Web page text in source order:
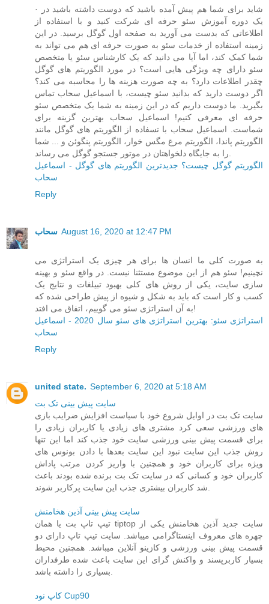
· شاید برای شما هم پیش آمده باشید که دوست داشته باشید در
یک دوره آموزش سئو حرفه ای شرکت کنید و با استفاده از
اطلاعاتی که بدست می آورید به صفحه اول گوگل برسید. در این
زمینه استفاده از خدمات سئو به صورت حرفه ای هم می تواند به
شما کمک کند، اما آیا می دانید که یک کارشناس سئو یا متخصص
سئو دارای چه ویژگی هایی است؟ در مورد الگوریتم های گوگل
چقدر اطلاعات دارد؟ به چه صورت هزینه ها را محاسبه می کند؟
اگر دوست دارید که بدانید سئو چیست، با اسماعیل سحاب تماس
بگیرید. ما دوست داریم که در این زمینه به شما یک متخصص سئو
حرفه ای معرفی کنیم! اسماعیل سحاب بهترین گزینه برای
شماست. اسماعیل سحاب با تسفاده از الگوریتم های گوگل مانند
الگوریتم پاندا، الگوریتم مرغ مگس خوار، الگوریتم پنگوئن و ... شما
الگوریتم گوگل چیست؟ جدیدترین الگوریتم های گوگل - اسماعیل
سحاب
Reply
سحاب August 16, 2020 at 12:47 PM
به صورت کلی ما انسان ها برای هر چیزی یک استراتژی می
نچینیم! سئو هم از این موضوع مستثنا نیست. در واقع سئو و بهینه
سازی سایت، یکی از روش های کلی بهبود تبیلغات و نتایج یک
کسب و کار است که باید به شکل و شیوه از پیش طراحی شده که
به آن استراتژی سئو می گوییم، اتفاق می افتد!
استراتژی سئو: بهترین استراتژی های سئو سال 2020 - اسماعیل
سحاب
Reply
united state. September 6, 2020 at 5:18 AM
سایت پیش بینی تک بت
سایت تک بت در اوایل شروع خود با سیاست افزایش ضرایب بازی
های ورزشی سعی کرد مشتری های زیادی یا کاربران زیادی را
برای قسمت پیش بینی ورزشی سایت خود جذب کند اما این تنها
روش جذب این سایت نبود این سایت بعدها با دادن بونوس های
ویژه برای کاربران خود و همچنین با واریز کردن مرتب پاداش
کاربران خود و کسانی که در سایت تک بت برنده شده بودند باعث
سایت پیش بینی آذین هخامنش
تیپ تاپ بت یا همان tiptop سایت جدید آذین هخامنش یکی از
چهره های معروف اینستاگرامی میباشد. سایت تیپ تاپ دارای دو
قسمت پیش بینی ورزشی و کازینو آنلاین میباشد. همچنین محیط
بسیار کاربرپسند و واکنش گرای این سایت باعث شده طرفداران
کاپ نود Cup90